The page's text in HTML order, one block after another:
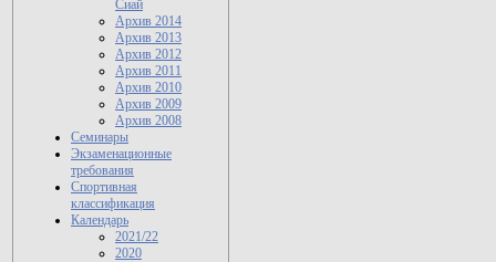
Сиай
Архив 2014
Архив 2013
Архив 2012
Архив 2011
Архив 2010
Архив 2009
Архив 2008
Семинары
Экзаменационные
требования
Спортивная
классификация
Календарь
2021/22
2020